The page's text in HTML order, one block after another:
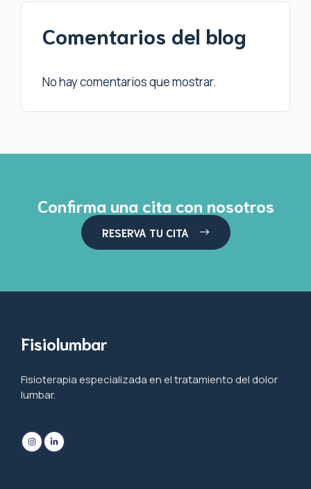
Comentarios del blog
No hay comentarios que mostrar.
Confirma una cita con nosotros
RESERVA TU CITA
Fisiolumbar
Fisioterapia especializada en el tratamiento del dolor
lumbar.